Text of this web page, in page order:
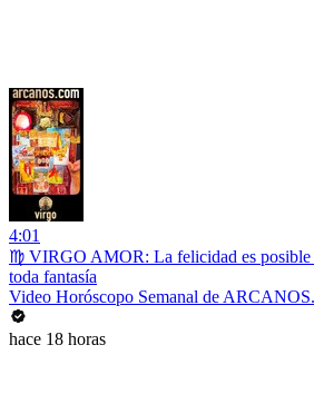
4:01
♍ VIRGO AMOR: La felicidad es posible
toda fantasía
Video Horóscopo Semanal de
hace 18 horas